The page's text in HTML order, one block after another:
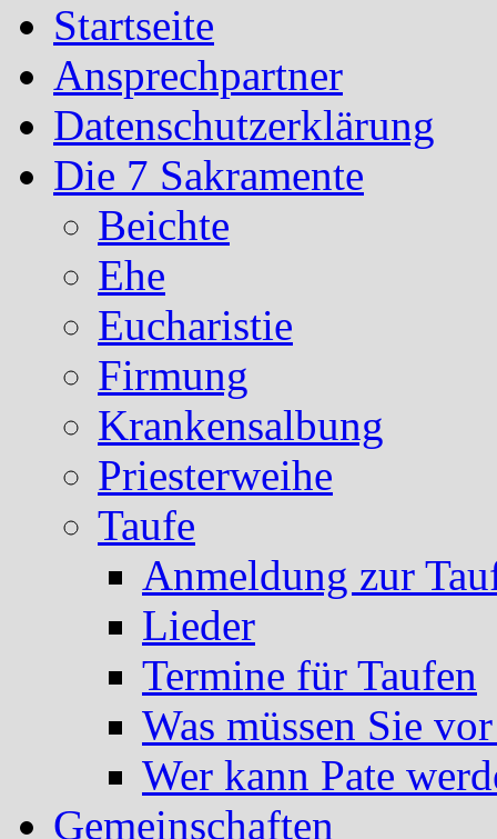
Startseite
Ansprechpartner
Datenschutzerklärung
Die 7 Sakramente
Beichte
Ehe
Eucharistie
Firmung
Krankensalbung
Priesterweihe
Taufe
Anmeldung zur
Lieder
Termine für Taufen
Was müssen Sie
Wer kann Pate
Gemeinschaften